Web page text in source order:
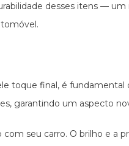
desses itens —
toque final, é fundamental
garantindo um aspecto
seu carro. O brilho e a